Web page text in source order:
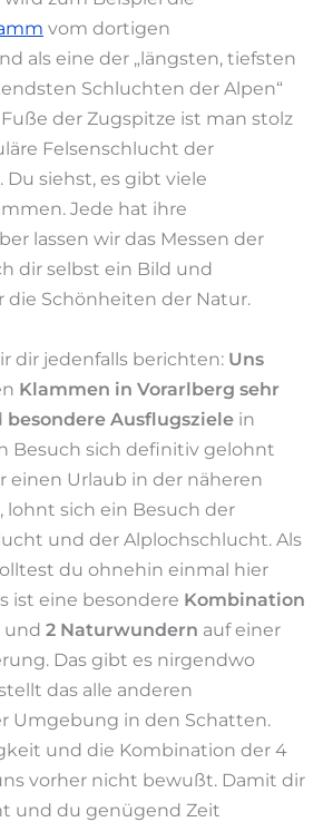
vom dortigen
als eine der „längsten, tiefsten
Schluchten der Alpen“
der Zugspitze ist man stolz
Felsenschlucht der
. Du siehst, es gibt viele
Jede hat ihre
lassen wir das Messen der
dir selbst ein Bild und
die Schönheiten der Natur.
dir jedenfalls berichten: Uns
Klammen in Vorarlberg sehr
besondere Ausflugsziele in
Besuch sich definitiv gelohnt
einen Urlaub in der näheren
sich ein Besuch der
und der Alplochschlucht. Als
du ohnehin einmal hier
ist eine besondere Kombination
und 2 Naturwundern auf einer
Das gibt es nirgendwo
das alle anderen
Umgebung in den Schatten.
und die Kombination der 4
vorher nicht bewußt. Damit dir
und du genügend Zeit